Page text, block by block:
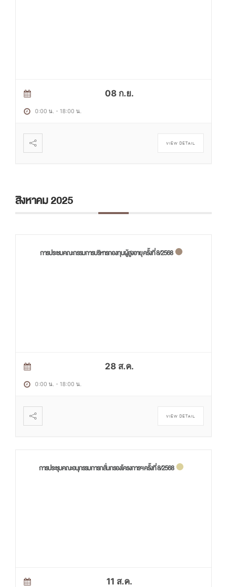
08 ก.ย.
0:00 น. - 18:00 น.
VIEW DETAIL
สิงหาคม 2025
การประชมคณะกรรมการบริหารกองทุนผู้สูงอายุ ครั้งที่ 8/2568
28 ส.ค.
0:00 น. - 18:00 น.
VIEW DETAIL
การประชุมคณะอนุกรรมการกลั่นกรองโครงการฯ ครั้งที่ 8/2568
11 ส.ค.